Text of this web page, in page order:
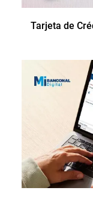
Tarjeta de